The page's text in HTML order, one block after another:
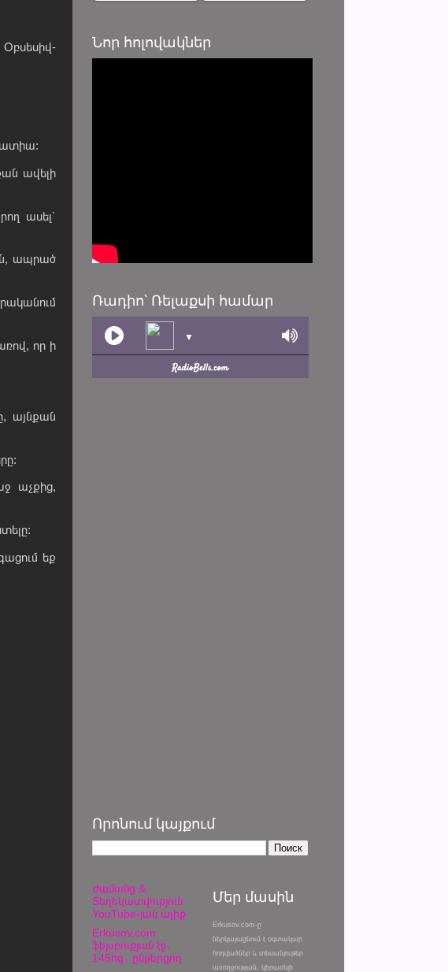
Օբսեսիվ-
ավելի
ասել՝
ապրած
որ ի
այնքան
աչքից,
եք
Նոր հոլովակներ
Ռադիո՝ Ռելաքսի համար
▼
Որոնում կայքում
Ժամանց &
Տեղեկատվություն
YouTube-յան ալիք
Erkusov.com
ֆեյսբուքյան էջ․
145հզ․ ընթերցող
Մեր մասին
Erkusov.com-ը
ներկայացնում է օգտակար
հոդվածներ և տեսանյութեր
առողջության, կիրառելի